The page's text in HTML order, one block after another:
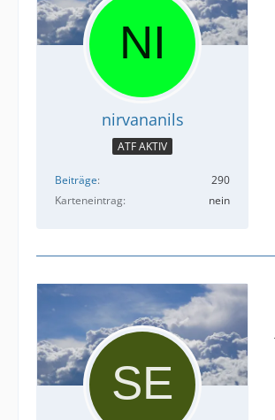
nirvananils
ATF AKTIV
Beiträge
290
Karteneintrag
nein